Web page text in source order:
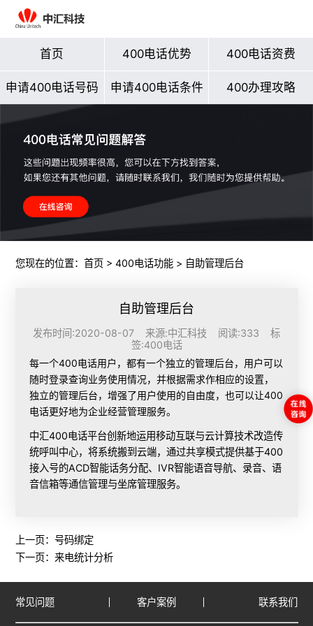
首页 400电话优势 400电话资费
申请400电话号码 申请400电话条件 400办理攻略
您现在的位置： 首页> 400电话功能> 自助管理后台
自助管理后台
发布时间:2020-08-07 来源:中汇科技 阅读:333 标
签:400电话
每一个400电话用户，都有一个独立的管理后台，用户可以
随时登录查询业务使用情况，并根据需求作相应的设置，
独立的管理后台，增强了用户使用的自由度，也可以让400
电话更好地为企业经营管理服务。
中汇400电话平台创新地运用移动互联与云计算技术改造传
统呼叫中心，将系统搬到云端，通过共享模式提供基于400
接入号的ACD智能话务分配、IVR智能语音导航、录音、语
音信箱等通信管理与坐席管理服务。
上一页： 号码绑定
下一页： 来电统计分析
常见问题 客户案例 联系我们